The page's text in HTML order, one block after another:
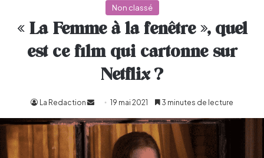
Non classé
« La Femme à la fenêtre », quel
est ce film qui cartonne sur
Netflix ?
La Redaction
Envoyer
un
courriel
19 mai 2021 3 minutes de lecture